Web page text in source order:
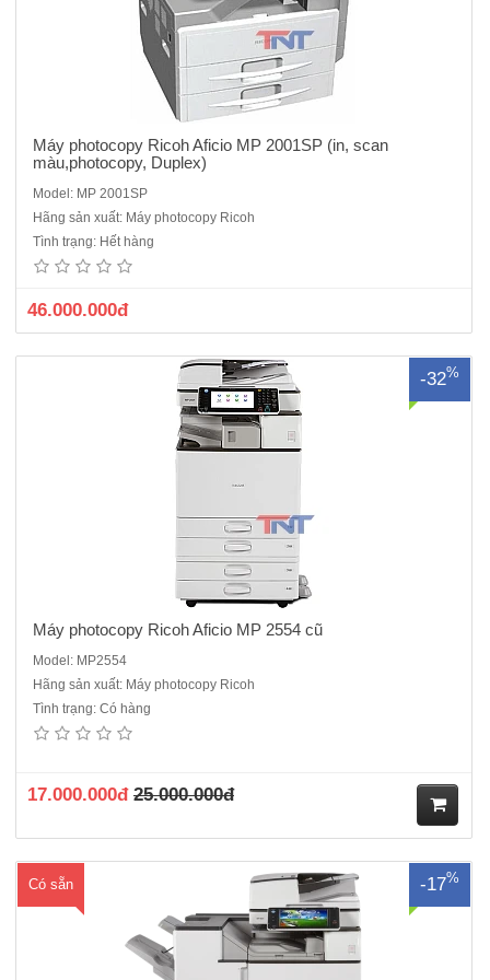
Máy photocopy Ricoh Aficio MP 2001SP (in, scan
màu,photocopy, Duplex)
Model: MP 2001SP
Hãng sản xuất: Máy photocopy Ricoh
Tình trạng: Hết hàng
46.000.000đ
-32%
Máy photocopy Ricoh Aficio MP 2554 là dòng máy cũ ĐQSDTốc độ
sao chụp :25 trang/ phútChức năng chuẩn: Photocopy laser đen
trắng Khổ giấy từ (A3-A6)Chức năng đảo mặt bản sao :Có sẵnChức
năng nạp và đảo bản gốc : Có sẵnĐộ phân giải : ..
Máy photocopy Ricoh Aficio MP 2554 cũ
Model: MP2554
Hãng sản xuất: Máy photocopy Ricoh
Tình trạng: Có hàng
17.000.000đ 25.000.000đ
ua
Có sẵn -17%
Máy Photocopy Ricoh MP 4054 - Là máy cũ Renew Chức năng
chuẩn: Photocopy+in mạng + scan màu mạng + Duplex + DF 3090Tốc